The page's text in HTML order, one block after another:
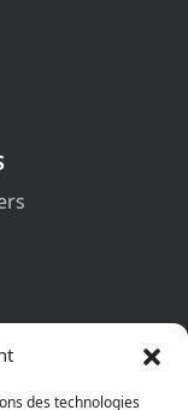
des technologies